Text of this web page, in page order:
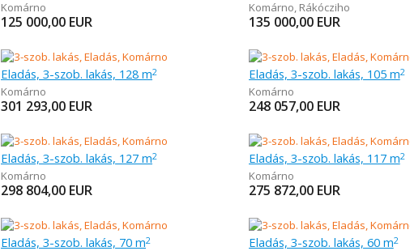
Komárno
125 000,00 EUR
Komárno, Rákócziho
135 000,00 EUR
Eladás, 3-szob. lakás, 128 m2
Komárno
301 293,00 EUR
Eladás, 3-szob. lakás, 105 m2
Komárno
248 057,00 EUR
Eladás, 3-szob. lakás, 127 m2
Komárno
298 804,00 EUR
Eladás, 3-szob. lakás, 117 m2
Komárno
275 872,00 EUR
Eladás, 3-szob. lakás, 70 m2 Eladás, 3-szob. lakás, 60 m2